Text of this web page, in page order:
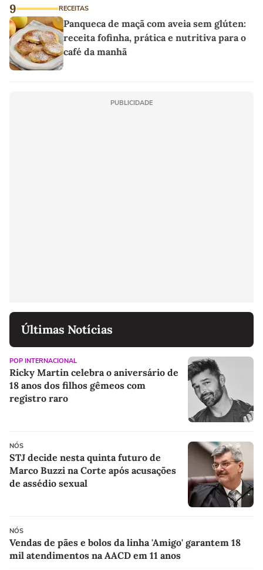
9 RECEITAS
Panqueca de maçã com aveia sem glúten:
receita fofinha, prática e nutritiva para o
café da manhã
PUBLICIDADE
Últimas Notícias
POP INTERNACIONAL
Ricky Martin celebra o aniversário de
18 anos dos filhos gêmeos com
registro raro
NÓS
STJ decide nesta quinta futuro de
Marco Buzzi na Corte após acusações
de assédio sexual
NÓS
Vendas de pães e bolos da linha 'Amigo' garantem 18
mil atendimentos na AACD em 11 anos